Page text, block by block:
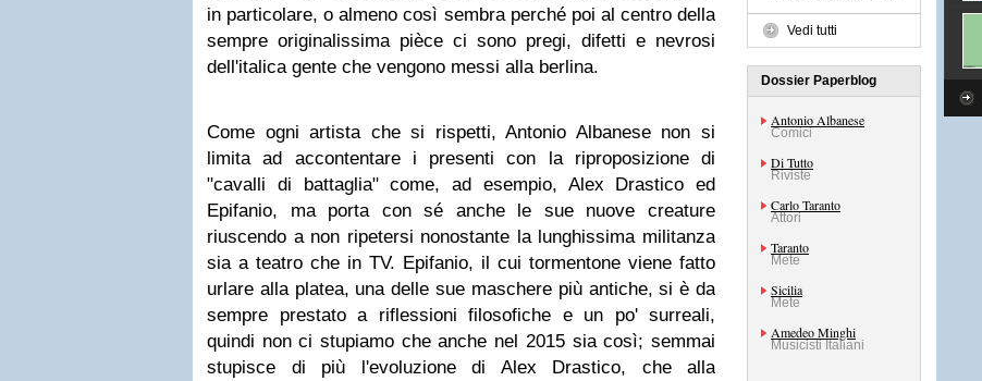
in particolare, o almeno così sembra perché poi al centro della
sempre originalissima pièce ci sono pregi, difetti e nevrosi
dell'italica gente che vengono messi alla berlina.
Come ogni artista che si rispetti, Antonio Albanese non si
limita ad accontentare i presenti con la riproposizione di
"cavalli di battaglia" come, ad esempio, Alex Drastico ed
Epifanio, ma porta con sé anche le sue nuove creature
riuscendo a non ripetersi nonostante la lunghissima militanza
sia a teatro che in TV. Epifanio, il cui tormentone viene fatto
urlare alla platea, una delle sue maschere più antiche, si è da
sempre prestato a riflessioni filosofiche e un po' surreali,
quindi non ci stupiamo che anche nel 2015 sia così; semmai
stupisce di più l'evoluzione di Alex Drastico, che alla
Vedi tutti
Dossier Paperblog
Antonio Albanese
Comici
Di Tutto
Riviste
Carlo Taranto
Attori
Taranto
Mete
Sicilia
Mete
Amedeo Minghi
Musicisti Italiani